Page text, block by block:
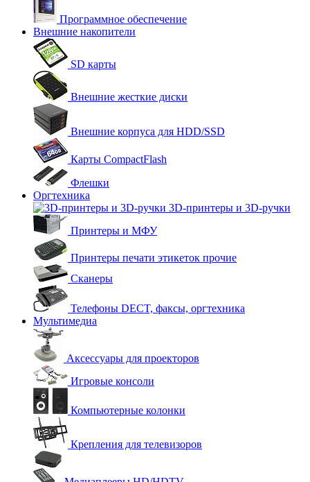
Программное обеспечение
Внешние накопители
SD карты
Внешние жесткие диски
Внешние корпуса для HDD/SSD
Карты CompactFlash
Флешки
Оргтехника
3D-принтеры и 3D-ручки
Принтеры и МФУ
Принтеры печати этикеток прочие
Сканеры
Телефоны DECT, факсы, оргтехника
Мультимедиа
Аксессуары для проекторов
Игровые консоли
Компьютерные колонки
Крепления для телевизоров